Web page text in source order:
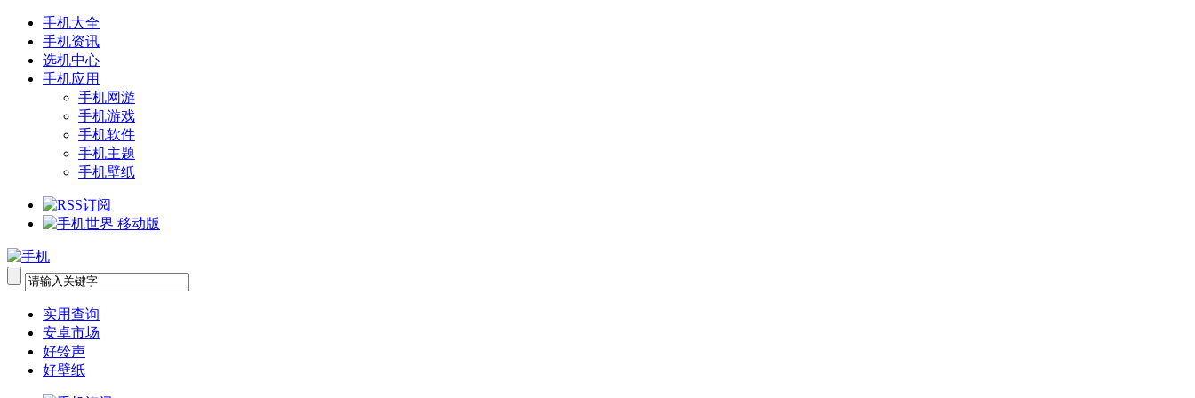
手机大全
手机资讯
选机中心
手机应用
手机网游
手机游戏
手机软件
手机主题
手机壁纸
实用查询
安卓市场
好铃声
好壁纸